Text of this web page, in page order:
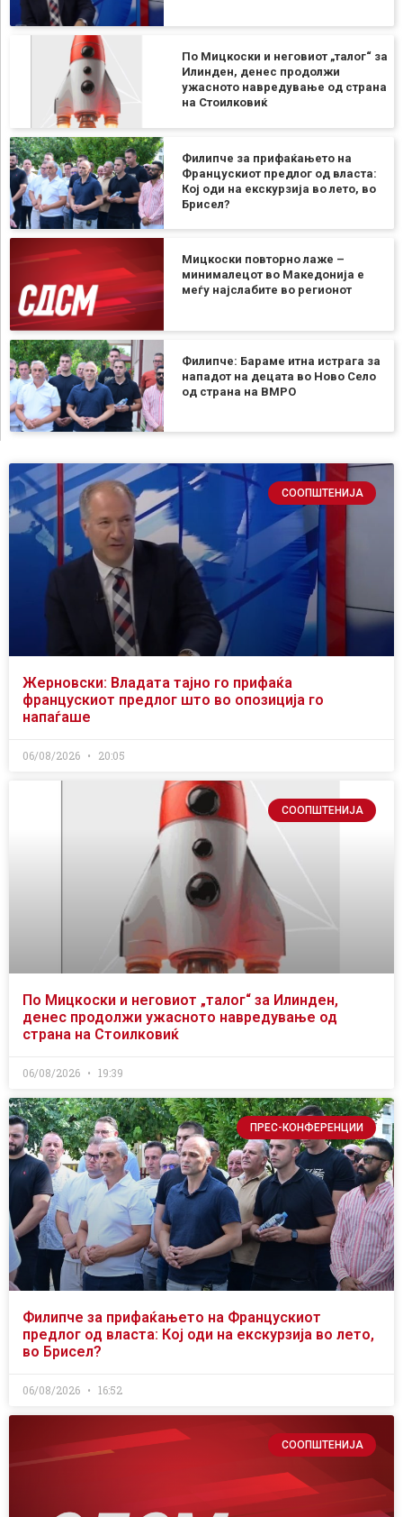
По Мицкоски и неговиот „талог“ за
Илинден, денес продолжи
ужасното навредување од страна
на Стоилковиќ
Филипче за прифаќањето на
Францускиот предлог од власта:
Кој оди на екскурзија во лето, во
Брисел?
Мицкоски повторно лаже –
минималецот во Македонија е
меѓу најслабите во регионот
Филипче: Бараме итна истрага за
нападот на децата во Ново Село
од страна на ВМРО
СООПШТЕНИЈА
Жерновски: Владата тајно го прифаќа
францускиот предлог што во опозиција го
напаѓаше
06/08/2026 20:05
СООПШТЕНИЈА
По Мицкоски и неговиот „талог“ за Илинден,
денес продолжи ужасното навредување од
страна на Стоилковиќ
06/08/2026 19:39
ПРЕС-КОНФЕРЕНЦИИ
Филипче за прифаќањето на Францускиот
предлог од власта: Кој оди на екскурзија во лето,
во Брисел?
06/08/2026 16:52
СООПШТЕНИЈА